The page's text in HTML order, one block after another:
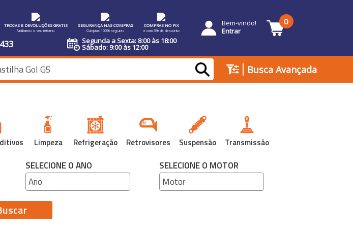
TROCAS E DEVOLUÇÕES GRATIS
Facilitamos o seu retorno
SEGURANÇA NAS COMPRAS
Compras 100% seguras
COMPRAS NO PIX
e com 5% de desconto
Segunda a Sexta: 8:00 às 18:00
Sábado: 9:00 às 12:00
Bem-vindo!
Entrar
0
| Busca Avançada
Limpeza Refrigeração Retrovisores Suspensão Transmissão
SELECIONE O ANO SELECIONE O MOTOR